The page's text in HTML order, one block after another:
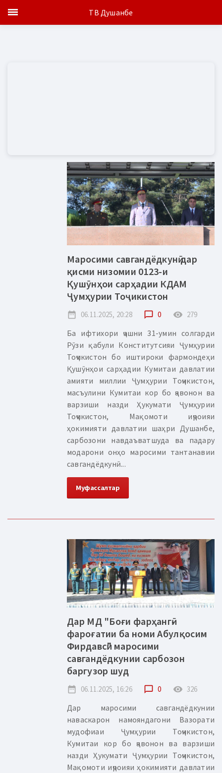
Маросими савгандёдкунӣ дар
қисми низомии 0123-и
Қушӯнҳои сарҳадии КДАМ
Ҷумҳурии Тоҷикистон
date_range 06.11.2025, 20:28 chat_bubble_outline 0 remove_red_eye 279
Ба ифтихори ҷашни 31-умин солгарди
Рӯзи қабули Конститутсияи Ҷумҳурии
Тоҷикистон бо иштироки фармондеҳи
Қушӯнҳои сарҳадии Кумитаи давлатии
амияти миллии Ҷумҳурии Тоҷикистон,
масъулини Кумитаи кор бо ҷавонон ва
варзиши назди Ҳукумати Ҷумҳурии
Тоҷикистон, Мақомоти иҷроияи
ҳокимияти давлатии шаҳри Душанбе,
сарбозони навдаъватшуда ва падару
модарони онҳо маросими тантанавии
савгандёдкунӣ...
Муфассалтар
Дар МД "Боғи фарҳангӣ-
фароғатии ба номи Абулқосим
Фирдавсӣ" маросими
савгандёдкунии сарбозон
баргузор шуд
date_range 06.11.2025, 16:26 chat_bubble_outline 0 remove_red_eye 326
Дар маросими савгандёдкунии
наваскарон намояндагони Вазорати
мудофиаи Ҷумҳурии Тоҷикистон,
Кумитаи кор бо ҷавонон ва варзиши
назди Ҳукумати Ҷумҳурии Тоҷикистон,
Мақомоти иҷроияи ҳокимияти давлатии
ТВ Душанбе